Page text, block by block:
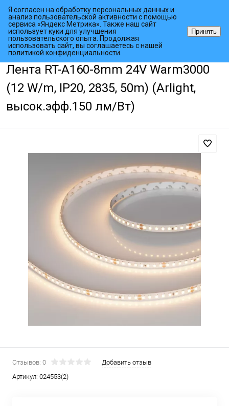
Главная страница • Каталог товаров • Светодиодные ленты
Лента RT-A160-8mm 24V Warm3000
(12 W/m, IP20, 2835, 50m) (Arlight,
высок.эфф.150 лм/Вт)
Отзывов: 0
Добавить отзыв
Артикул: 024553(2)
Я согласен наобработку персональных данныхи
анализ пользовательской активности с помощью
сервиса «Яндекс Метрика». Также наш сайт
использует куки для улучшения
пользовательского опыта. Продолжая
использовать сайт, вы соглашаетесь с нашей
политикой конфиденциальности
Принять